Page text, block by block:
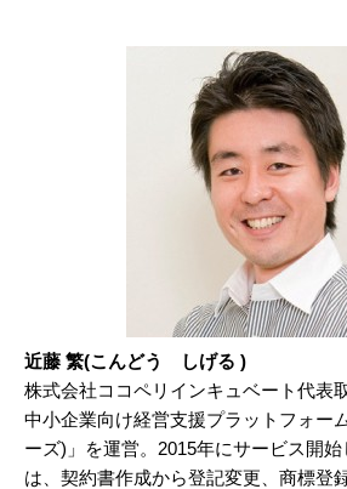
近藤 繁(こんどう しげる )
株式会社ココペリインキュベート代表
中小企業向け経営支援プラットフォー
ーズ)」を運営。2015年にサービス開始
は、契約書作成から登記変更、商標登